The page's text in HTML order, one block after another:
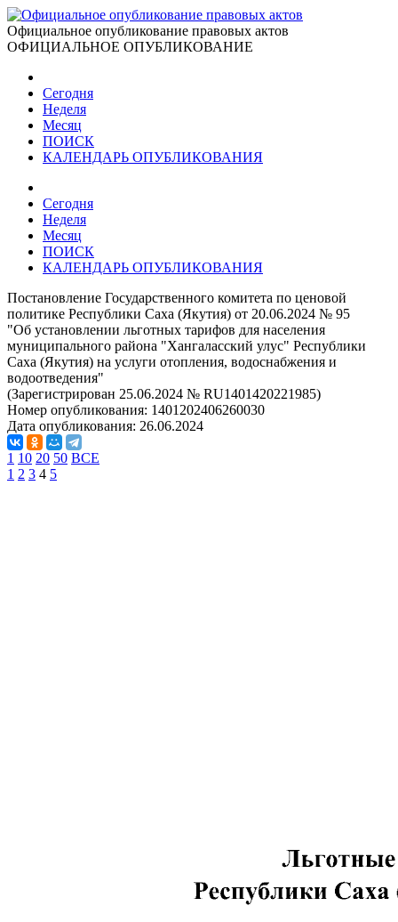
Официальное опубликование правовых актов
ОФИЦИАЛЬНОЕ ОПУБЛИКОВАНИЕ
Сегодня
Неделя
Месяц
ПОИСК
КАЛЕНДАРЬ ОПУБЛИКОВАНИЯ
Сегодня
Неделя
Месяц
ПОИСК
КАЛЕНДАРЬ ОПУБЛИКОВАНИЯ
Постановление Государственного комитета по ценовой
политике Республики Саха (Якутия) от 20.06.2024 № 95
"Об установлении льготных тарифов для населения
муниципального района "Хангаласский улус" Республики
Саха (Якутия) на услуги отопления, водоснабжения и
водоотведения"
(Зарегистрирован 25.06.2024 № RU1401420221985)
Номер опубликования: 1401202406260030
Дата опубликования: 26.06.2024
1 10 20 50 ВСЕ
1 2 3 4 5